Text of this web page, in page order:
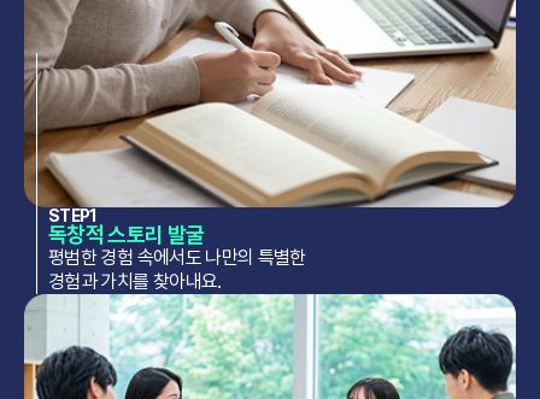
STEP1
독창적 스토리 발굴
평범한 경험 속에서도 나만의 특별한
경험과 가치를 찾아내요.